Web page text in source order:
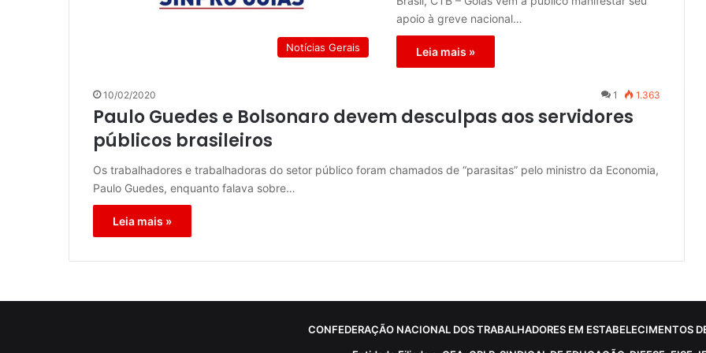
Notícias Gerais
apoio à greve nacional…
Leia mais »
10/02/2020 1 1.363
Paulo Guedes e Bolsonaro devem desculpas aos servidores
públicos brasileiros
Os trabalhadores e trabalhadoras do setor público foram chamados de “parasitas” pelo ministro da Economia,
Paulo Guedes, enquanto falava sobre…
Leia mais »
CONFEDERAÇÃO NACIONAL DOS TRABALHADORES EM ESTABELECIMENTOS